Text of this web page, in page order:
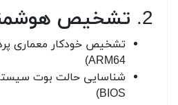
2. تشخیص
ARM64)
BIOS)